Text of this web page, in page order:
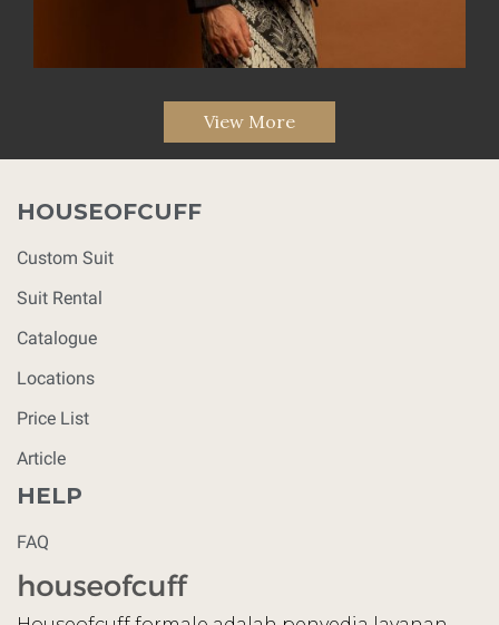
View More
HOUSEOFCUFF
Custom Suit
Suit Rental
Catalogue
Locations
Price List
Article
HELP
FAQ